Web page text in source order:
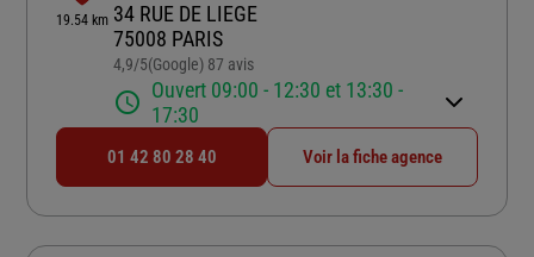
19.54 km 34 RUE DE LIEGE
75008 PARIS
4,9/5Note de 4.9 sur 5
(Google) 87 avis
Ouvert 09:00 - 12:30 et 13:30 -
17:30
01 42 80 28 40 Voir la fiche agence